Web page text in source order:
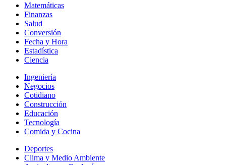
Matemáticas
Finanzas
Salud
Conversión
Fecha y Hora
Estadística
Ciencia
Ingeniería
Negocios
Cotidiano
Construcción
Educación
Tecnología
Comida y Cocina
Deportes
Clima y Medio Ambiente